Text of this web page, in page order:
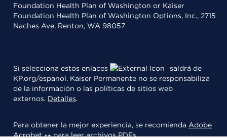
Foundation Health Plan of Washington or Kaiser
Foundation Health Plan of Washington Options, Inc., 2715
Naches Ave, Renton, WA 98057
Si selecciona estos enlaces
saldrá de
KP.org/espanol. Kaiser Permanente no se responsabiliza
de la información o las políticas de sitios web
externos. Detalles.
Para obtener la mejor experiencia, se recomienda Adobe
Acrobat
para leer archivos PDFs.